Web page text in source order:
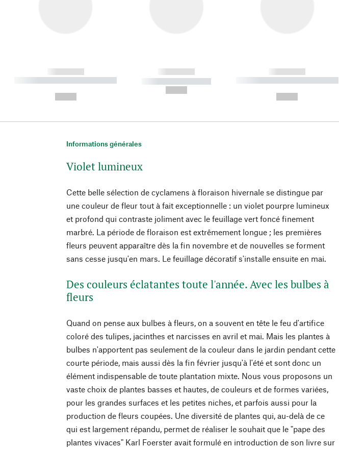
------------
----------- ----------- ----------
------------
----------- -----------
------------
----------- ----------- ----------
Informations générales
Violet lumineux
Cette belle sélection de cyclamens à floraison hivernale se distingue par
une couleur de fleur tout à fait exceptionnelle : un violet pourpre lumineux
et profond qui contraste joliment avec le feuillage vert foncé finement
marbré. La période de floraison est extrêmement longue ; les premières
fleurs peuvent apparaître dès la fin novembre et de nouvelles se forment
sans cesse jusqu'en mars. Le feuillage décoratif s'installe ensuite en mai.
Des couleurs éclatantes toute l'année. Avec les bulbes à
fleurs
Quand on pense aux bulbes à fleurs, on a souvent en tête le feu d'artifice
coloré des tulipes, jacinthes et narcisses en avril et mai. Mais les plantes à
bulbes n'apportent pas seulement de la couleur dans le jardin pendant cette
courte période, mais aussi dès la fin février jusqu'à l'été et sont donc un
élément indispensable de toute plantation mixte. Nous vous proposons un
vaste choix de plantes basses et hautes, de couleurs et de formes variées,
pour les grandes surfaces et les petites niches, et parfois aussi pour la
production de fleurs coupées. Une diversité de plantes qui, au-delà de ce
qui est largement répandu, permet de réaliser le souhait que le "pape des
plantes vivaces" Karl Foerster avait formulé en introduction de son livre sur